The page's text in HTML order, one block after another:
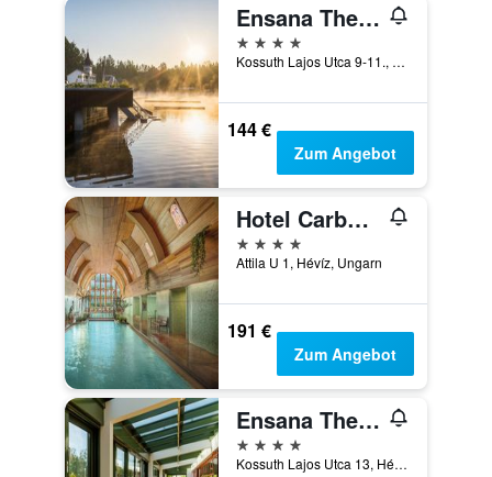
Ensana Thermal Hévíz
4 Sterne
Kossuth Lajos Utca 9-11., Hévíz, Ungarn
144 €
Zum Angebot
Hotel Carbona Thermal Spa
4 Sterne
Attila U 1, Hévíz, Ungarn
191 €
Zum Angebot
Ensana Thermal Aqua
4 Sterne
Kossuth Lajos Utca 13, Hévíz, Ungarn